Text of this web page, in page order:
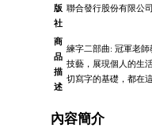
版
社
聯合發行股份有限公司
商
品
描
述
練字二部曲: 冠軍老
技藝，展現個人的生
切寫字的基礎，都在
內容簡介